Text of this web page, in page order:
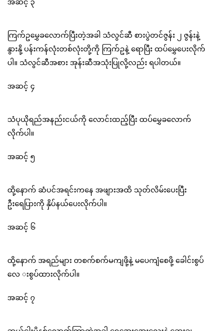
ကြက်ဥမွှေခလောက်ပြီးတဲ့အခါ သံလွင်ဆီ စားပွဲတင်ဇွန်း ၂ ဇွန်းနဲ့
နွားနို့ ပန်းကန်လုံးတစ်လုံးတို့ကို ကြက်ဥနဲ့ ရောပြီး ထပ်မွှေပေးလိုက်
ပါ။ သံလွင်ဆီအစား အုန်းဆီအသုံးပြုလို့လည်း ရပါတယ်။
အဆင့် ၄
သံပုယိုရည်အနည်းငယ်ကို လောင်းထည့်ပြီး ထပ်မွှေခလောက်
လိုက်ပါ။
အဆင့် ၅
ထို့နောက် ဆံပင်အရင်းကနေ အဖျားအထိ သုတ်လိမ်းပေးပြီး
ဦးရေပြားကို နှိပ်နယ်ပေးလိုက်ပါ။
အဆင့် ၆
ထို့နောက် အရည်များ တစက်စက်မကျဖို့နဲ့ မပေကျံစေဖို့ ခေါင်းစွပ်
လေ းစွပ်ထားလိုက်ပါ။
အဆင့် ၇